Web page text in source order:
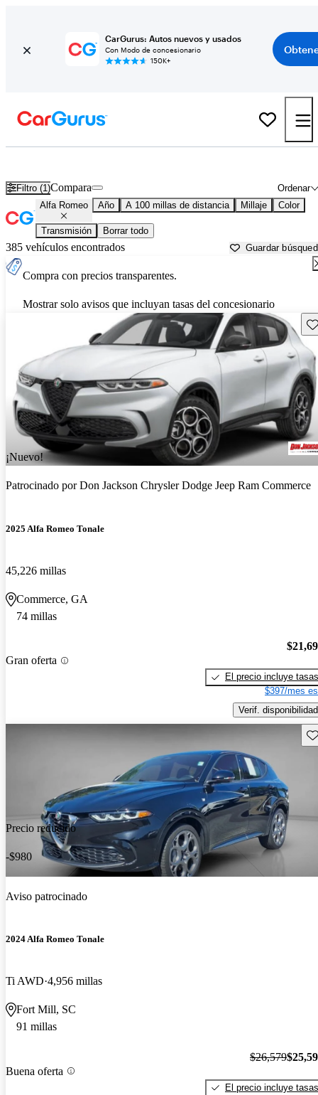
CarGurus: Autos nuevos y usados
Con Modo de concesionario
150K+
Filtro (1) Ordenar
Compara
Alfa Romeo Año A 100 millas de distancia Millaje Color
Transmisión Borrar todo
385 vehículos encontrados Guardar
Compra con precios transparentes.
Mostrar solo avisos que incluyan tasas del concesionario
¡Nuevo!
Patrocinado porDon Jackson Chrysler Dodge Jeep Ram Commerce
2025 Alfa Romeo Tonale
45,226 millas
Commerce, GA
74 millas
Gran oferta
El precio incluye tasas
$397/mes
Verif. disponibilidad
Precio reducido
-$980
Aviso patrocinado
2024 Alfa Romeo Tonale
Ti AWD 4,956 millas
Fort Mill, SC
91 millas
Buena oferta
$26,579
El precio incluye tasas